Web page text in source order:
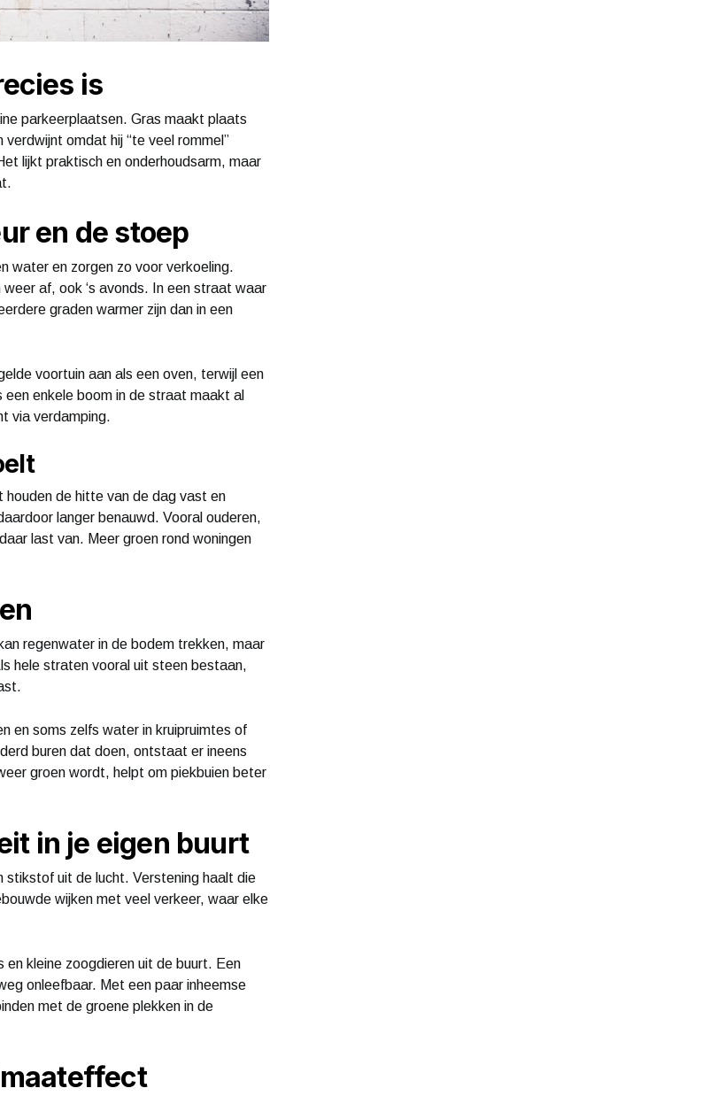
is
parkeerplaatsen. Gras maakt plaats
omdat hij “te veel rommel”
lijkt praktisch en onderhoudsarm, maar
en de stoep
water en zorgen zo voor verkoeling.
af, ook ‘s avonds. In een straat waar
graden warmer zijn dan in een
voortuin aan als een oven, terwijl een
enkele boom in de straat maakt al
via verdamping.
de hitte van de dag vast en
langer benauwd. Vooral ouderen,
last van. Meer groen rond woningen
regenwater in de bodem trekken, maar
hele straten vooral uit steen bestaan,
en soms zelfs water in kruipruimtes of
buren dat doen, ontstaat er ineens
groen wordt, helpt om piekbuien beter
in je eigen buurt
stikstof uit de lucht. Verstening haalt die
wijken met veel verkeer, waar elke
kleine zoogdieren uit de buurt. Een
onleefbaar. Met een paar inheemse
met de groene plekken in de